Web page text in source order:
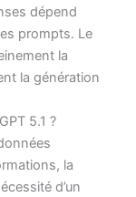
dépend
prompts. Le
la
la génération
5.1 ?
la
d’un